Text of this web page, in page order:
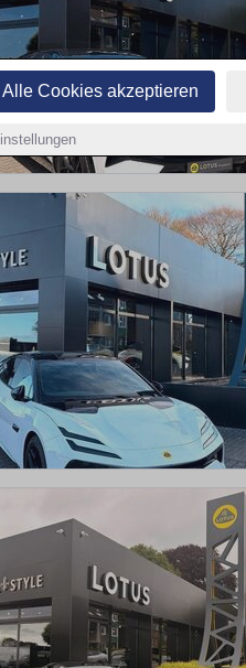
Alle Cookies akzeptieren